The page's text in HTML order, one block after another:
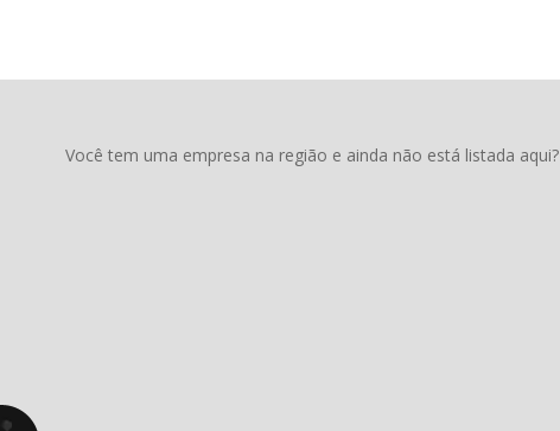
Você tem uma empresa na região e ainda não está listada aqui?